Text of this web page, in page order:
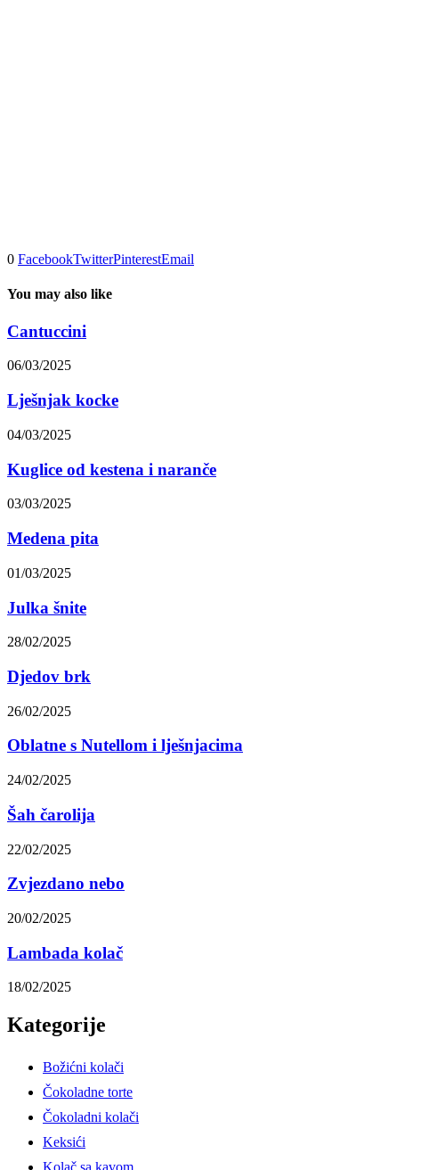
0 FacebookTwitterPinterestEmail
You may also like
Cantuccini
06/03/2025
Lješnjak kocke
04/03/2025
Kuglice od kestena i naranče
03/03/2025
Medena pita
01/03/2025
Julka šnite
28/02/2025
Djedov brk
26/02/2025
Oblatne s Nutellom i lješnjacima
24/02/2025
Šah čarolija
22/02/2025
Zvjezdano nebo
20/02/2025
Lambada kolač
18/02/2025
Kategorije
Božićni kolači
Čokoladne torte
Čokoladni kolači
Keksići